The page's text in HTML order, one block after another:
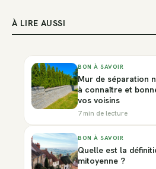
À LIRE AUSSI
BON À SAVOIR
Mur de séparation
à connaître et
vos voisins
7 min de lecture
BON À SAVOIR
Quelle est la
mitoyenne ?